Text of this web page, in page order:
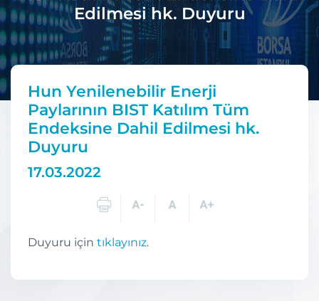
Edilmesi hk. Duyuru
Hun Yenilenebilir Enerji
Paylarının BIST Katılım Tüm
Endeksine Dahil Edilmesi hk.
Duyuru
17.03.2022
Duyuru için tıklayınız.